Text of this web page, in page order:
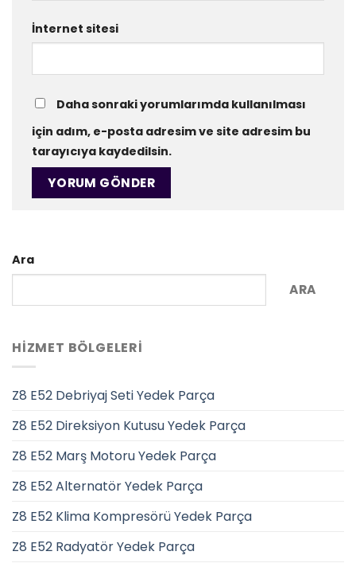
İnternet sitesi
Daha sonraki yorumlarımda kullanılması
için adım, e-posta adresim ve site adresim bu
tarayıcıya kaydedilsin.
Ara
ARA
HIZMET BÖLGELERI
Z8 E52 Debriyaj Seti Yedek Parça
Z8 E52 Direksiyon Kutusu Yedek Parça
Z8 E52 Marş Motoru Yedek Parça
Z8 E52 Alternatör Yedek Parça
Z8 E52 Klima Kompresörü Yedek Parça
Z8 E52 Radyatör Yedek Parça